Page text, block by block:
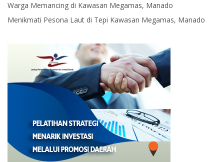
Warga Memancing di Kawasan Megamas, Manado
Menikmati Pesona Laut di Tepi Kawasan Megamas, Manado